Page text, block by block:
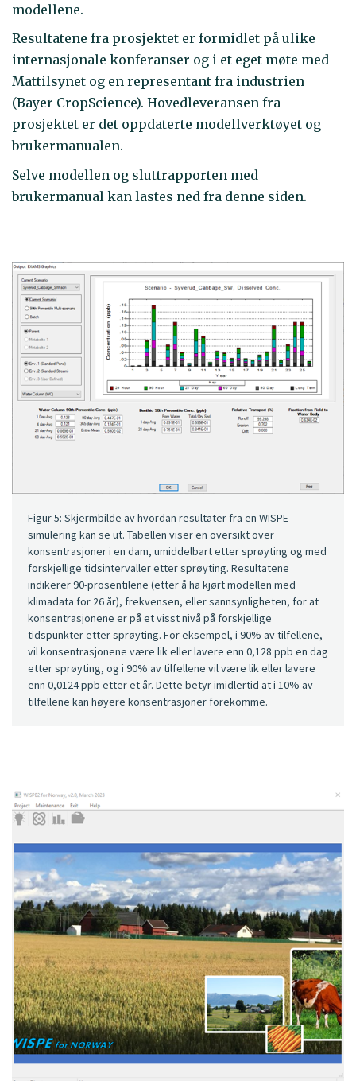
modellene.
Resultatene fra prosjektet er formidlet på ulike
internasjonale konferanser og i et eget møte med
Mattilsynet og en representant fra industrien
(Bayer CropScience). Hovedleveransen fra
prosjektet er det oppdaterte modellverktøyet og
brukermanualen.
Selve modellen og sluttrapporten med
brukermanual kan lastes ned fra denne siden.
Figur 5: Skjermbilde av hvordan resultater fra en WISPE-
simulering kan se ut. Tabellen viser en oversikt over
konsentrasjoner i en dam, umiddelbart etter sprøyting og med
forskjellige tidsintervaller etter sprøyting. Resultatene
indikerer 90-prosentilene (etter å ha kjørt modellen med
klimadata for 26 år), frekvensen, eller sannsynligheten, for at
konsentrasjonene er på et visst nivå på forskjellige
tidspunkter etter sprøyting. For eksempel, i 90% av tilfellene,
vil konsentrasjonene være lik eller lavere enn 0,128 ppb en dag
etter sprøyting, og i 90% av tilfellene vil være lik eller lavere
enn 0,0124 ppb etter et år. Dette betyr imidlertid at i 10% av
tilfellene kan høyere konsentrasjoner forekomme.